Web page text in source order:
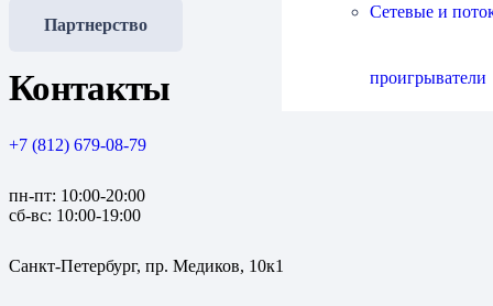
Сетевые и
проигрыватели
Партнерство
Контакты
+7 (812) 679-08-79
пн-пт: 10:00-20:00
сб-вс: 10:00-19:00
Санкт-Петербург, пр. Медиков, 10к1